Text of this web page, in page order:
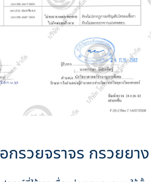
กรวยจราจร กรวยยาง